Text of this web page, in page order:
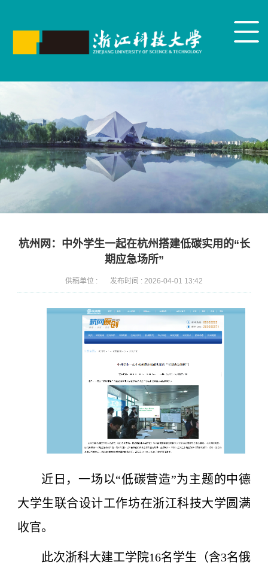
杭州网：中外学生一起在杭州搭建低碳实用的“长
期应急场所”
供稿单位 : 发布时间 : 2026-04-01 13:42
近日，一场以“低碳营造”为主题的中德
大学生联合设计工作坊在浙江科技大学圆满
收官。
此次浙科大建工学院16名学生（含3名俄